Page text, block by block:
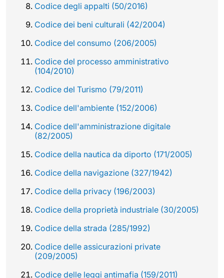
Codice degli appalti (50/2016)
Codice dei beni culturali (42/2004)
Codice del consumo (206/2005)
Codice del processo amministrativo
(104/2010)
Codice del Turismo (79/2011)
Codice dell'ambiente (152/2006)
Codice dell'amministrazione digitale
(82/2005)
Codice della nautica da diporto (171/2005)
Codice della navigazione (327/1942)
Codice della privacy (196/2003)
Codice della proprietà industriale (30/2005)
Codice della strada (285/1992)
Codice delle assicurazioni private
(209/2005)
Codice delle leggi antimafia (159/2011)